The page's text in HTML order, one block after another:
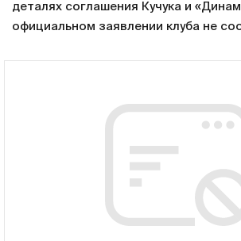
деталях соглашения Кучука и
официальном заявлении клуба не